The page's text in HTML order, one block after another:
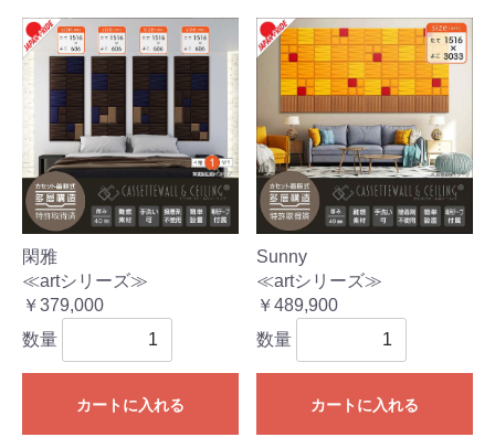
閑雅
≪artシリーズ≫
￥379,000
数量
カートに入れる
Sunny
≪artシリーズ≫
￥489,900
数量
カートに入れる